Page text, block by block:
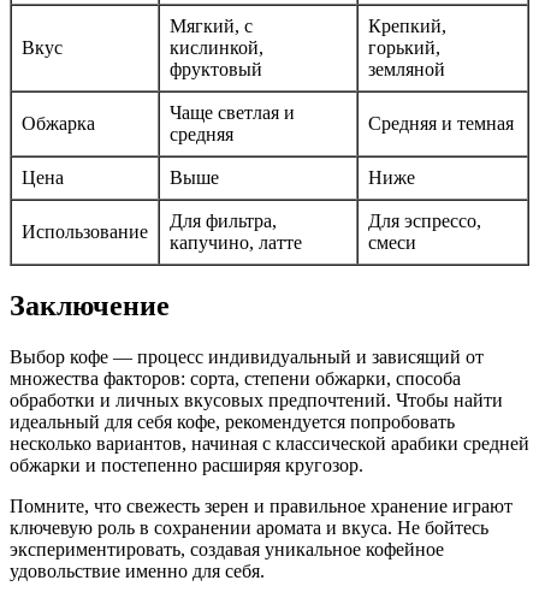
Вкус
Мягкий, с
кислинкой,
фруктовый
Крепкий,
горький,
земляной
Обжарка
Чаще светлая и
средняя
Средняя и темная
Цена Выше Ниже
Использование
Для фильтра,
капучино, латте
Для эспрессо,
смеси
Заключение
Выбор кофе — процесс индивидуальный и зависящий от
множества факторов: сорта, степени обжарки, способа
обработки и личных вкусовых предпочтений. Чтобы найти
идеальный для себя кофе, рекомендуется попробовать
несколько вариантов, начиная с классической арабики средней
обжарки и постепенно расширяя кругозор.
Помните, что свежесть зерен и правильное хранение играют
ключевую роль в сохранении аромата и вкуса. Не бойтесь
экспериментировать, создавая уникальное кофейное
удовольствие именно для себя.